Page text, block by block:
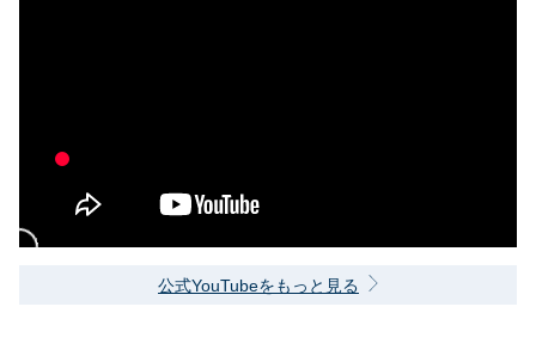
公式YouTubeをもっと見る